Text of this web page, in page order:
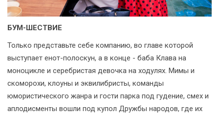
БУМ-ШЕСТВИЕ
Только представьте себе компанию, во главе которой
выступает енот-полоскун, а в конце - баба Клава на
моноцикле и серебристая девочка на ходулях. Мимы и
скоморохи, клоуны и эквилибристы, команды
юмористического жанра и гости парка под гудение, смех и
аплодисменты вошли под купол Дружбы народов, где их